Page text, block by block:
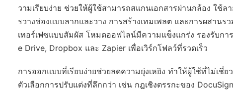
วามเรียบง่าย ช่วยให้ผู้ใช้สามารถสแกนเอกสารผ่านกล้อง ใช้
รวางช่องแบบลากและวาง การสร้างเทมเพลต และการผสาน
เทอร์เฟซแบบสัมผัส โหมดออฟไลน์มีความแข็งแกร่ง รองรับก
e Drive, Dropbox และ Zapier เพื่อเวิร์กโฟลว์ที่รวดเร็ว
การออกแบบที่เรียบง่ายช่วยลดความยุ่งเหยิง ทำให้ผู้ใช้ที่ไม่เ
ตัวเลือกการปรับแต่งที่ลึกกว่า เช่น กฎเชิงตรรกะของ